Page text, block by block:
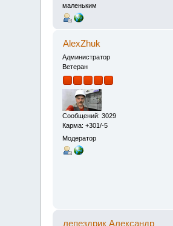
маленьким
AlexZhuk
Администратор
Ветеран
Сообщений: 3029
Карма: +301/-5
Модератор
лепездрик Александр